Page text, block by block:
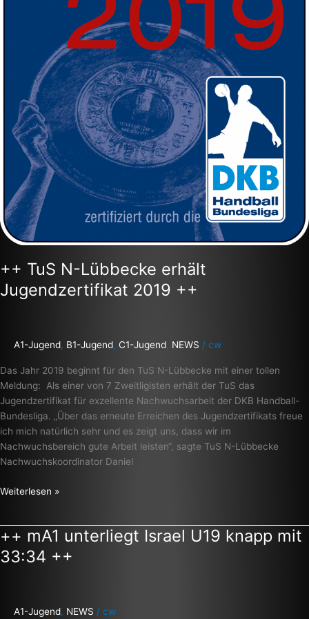
++ TuS N-Lübbecke erhält
Jugendzertifikat 2019 ++
A1-Jugend, B1-Jugend, C1-Jugend, NEWS / cw
Das Jahr 2019 beginnt für den TuS N-Lübbecke mit einer tollen
Meldung: Als einer von 7 Zweitligisten erhält der TuS das
Jugendzertifikat für exzellente Nachwuchsarbeit der DKB Handball-
Bundesliga. „Über das erneute Erreichen des Jugendzertifikats freue
ich mich natürlich sehr und es zeigt uns, dass wir im
Nachwuchsbereich gute Arbeit leisten“, sagte TuS N-Lübbecke
Nachwuchskoordinator Daniel
Weiterlesen »
++ mA1 unterliegt Israel U19 knapp mit
33:34 ++
A1-Jugend, NEWS / cw
++
mA1
unterliegt
knapp